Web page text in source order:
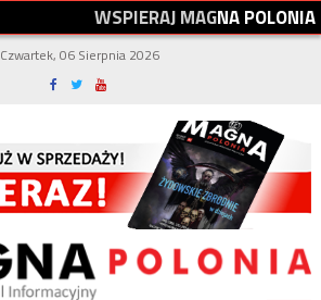
WSPIERAJMAGNAPOLONIA
Czwartek, 06 Sierpnia 2026